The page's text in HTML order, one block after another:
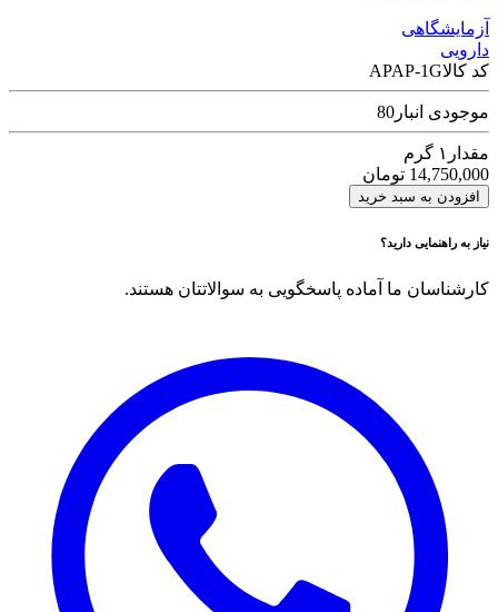
آزمایشگاهی
دارویی
کد کالاAPAP-1G
موجودی انبار 80
مقدار ۱ گرم
14,750,000 تومان
افزودن به سبد خرید
نیاز به راهنمایی دارید؟
کارشناسان ما آماده پاسخگویی به سوالاتتان هستند.